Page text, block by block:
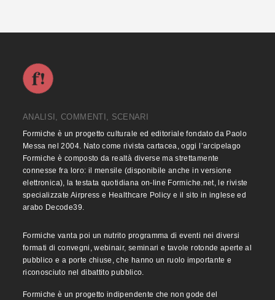
ANALISI, COMMENTI, SCENARI
Formiche è un progetto culturale ed editoriale fondato da Paolo
Messa nel 2004. Nato come rivista cartacea, oggi l’arcipelago
Formiche è composto da realtà diverse ma strettamente
connesse fra loro: il mensile (disponibile anche in versione
elettronica), la testata quotidiana on-line Formiche.net, le riviste
specializzate Airpress e Healthcare Policy e il sito in inglese ed
arabo Decode39.
Formiche vanta poi un nutrito programma di eventi nei diversi
formati di convegni, webinair, seminari e tavole rotonde aperte al
pubblico e a porte chiuse, che hanno un ruolo importante e
riconosciuto nel dibattito pubblico.
Formiche è un progetto indipendente che non gode del